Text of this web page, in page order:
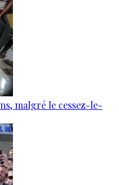
malgré le cessez-le-